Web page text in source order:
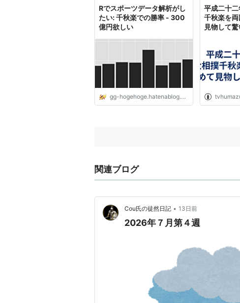
Rでスポーツデータ解析がし
たい: 千秋楽での勝率 - 300
億円欲しい
gg-hogehoge.hatenablog.com
平成二十
千秋楽を
見物して
関連ブログ
Cou氏の徒然日記 • 13日前
2026年７月第４週